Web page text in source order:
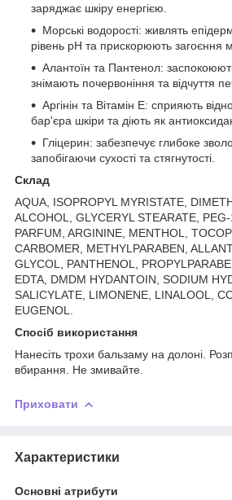
заряджає шкіру енергією.
Морські водорості: живлять
рівень pH та прискорюють загоєння
Алантоїн та Пантенол:
знімають почервоніння та відчуття
Аргінін та Вітамін Е: сприяють
бар'єра шкіри та діють як
Гліцерин: забезпечує глибоке
запобігаючи сухості та стягнутості.
Склад
AQUA, ISOPROPYL MYRISTATE,
ALCOHOL, GLYCERYL STEARATE,
PARFUM, ARGININE, MENTHOL,
CARBOMER, METHYLPARABEN,
GLYCOL, PANTHENOL,
EDTA, DMDM HYDANTOIN, SODIUM
SALICYLATE, LIMONENE, LINALOOL,
EUGENOL.
Спосіб використання
Нанесіть трохи бальзаму на долоні.
вбирання. Не змивайте.
Приховати
Характеристики
Основні атрибути